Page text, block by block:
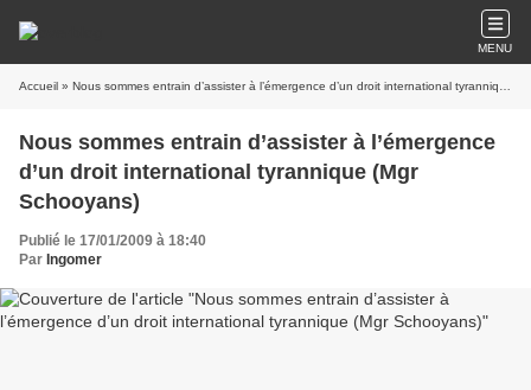
MENU
Accueil » Nous sommes entrain d’assister à l’émergence d’un droit international tyrannique (Mgr Schooyans)
Nous sommes entrain d’assister à l’émergence
d’un droit international tyrannique (Mgr
Schooyans)
Publié le 17/01/2009 à 18:40
Par Ingomer